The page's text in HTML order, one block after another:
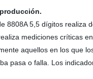
8808A 5,5 dígitos realiza
mediciones críticas
aquellos en los que
pasa o falla. Los